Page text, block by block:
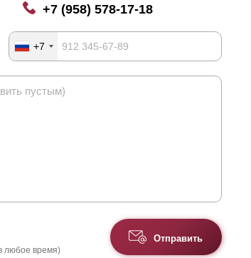
+7 (958) 578-17-18
+7
любое время)
Отправить